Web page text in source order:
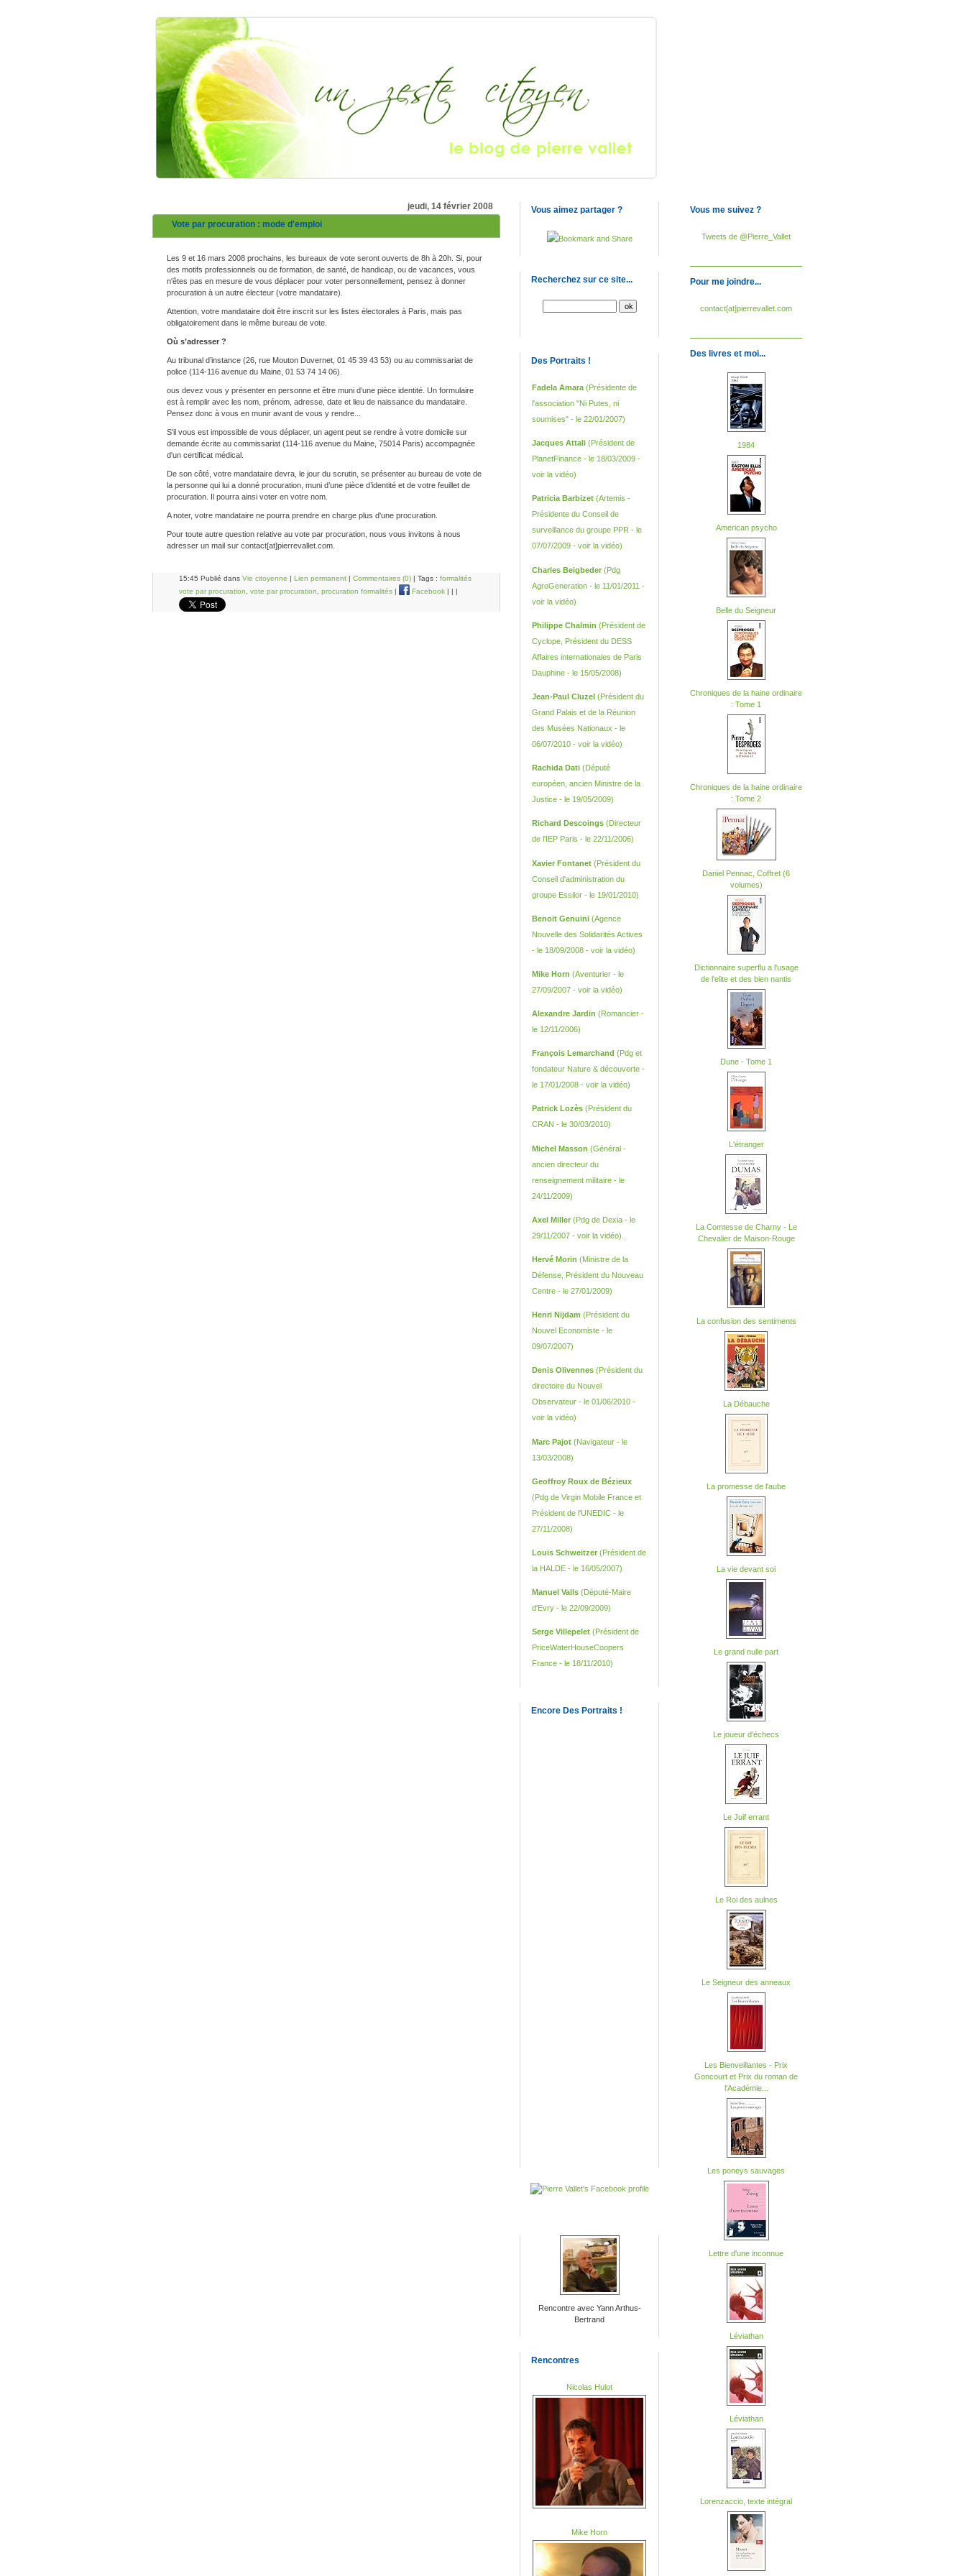
Vous me suivez ?
Tweets de @Pierre_Vallet
Pour me joindre...
contact[at]pierrevallet.com
Des livres et moi...
1984
American psycho
Belle du Seigneur
Chroniques de la haine ordinaire
: Tome 1
Chroniques de la haine ordinaire
: Tome 2
Daniel Pennac, Coffret (6
volumes)
Dictionnaire superflu a l'usage
de l'elite et des bien nantis
Dune - Tome 1
L'étranger
La Comtesse de Charny - Le
Chevalier de Maison-Rouge
La confusion des sentiments
La Débauche
La promesse de l'aube
La vie devant soi
Le grand nulle part
Le joueur d'échecs
Le Juif errant
Le Roi des aulnes
Le Seigneur des anneaux
Les Bienveillantes - Prix
Goncourt et Prix du roman de
l'Académie...
Les poneys sauvages
Lettre d'une inconnue
Léviathan
Léviathan
Lorenzaccio, texte intégral
Vous aimez partager ?
Recherchez sur ce site...
Des Portraits !
Fadela Amara (Présidente de
l'association "Ni Putes, ni
soumises" - le 22/01/2007)
Jacques Attali (Président de
PlanetFinance - le 18/03/2009 -
voir la vidéo)
Patricia Barbizet (Artemis -
Présidente du Conseil de
surveillance du groupe PPR - le
07/07/2009 - voir la vidéo)
Charles Beigbeder (Pdg
AgroGeneration - le 11/01/2011 -
voir la vidéo)
Philippe Chalmin (Président de
Cyclope, Président du DESS
Affaires internationales de Paris
Dauphine - le 15/05/2008)
Jean-Paul Cluzel (Président du
Grand Palais et de la Réunion
des Musées Nationaux - le
06/07/2010 - voir la vidéo)
Rachida Dati (Député
européen, ancien Ministre de la
Justice - le 19/05/2009)
Richard Descoings (Directeur
de l'IEP Paris - le 22/11/2006)
Xavier Fontanet (Président du
Conseil d'administration du
groupe Essilor - le 19/01/2010)
Benoit Genuini (Agence
Nouvelle des Solidarités Actives
- le 18/09/2008 - voir la vidéo)
Mike Horn (Aventurier - le
27/09/2007 - voir la vidéo)
Alexandre Jardin (Romancier -
le 12/11/2006)
François Lemarchand (Pdg et
fondateur Nature & découverte -
le 17/01/2008 - voir la vidéo)
Patrick Lozès (Président du
CRAN - le 30/03/2010)
Michel Masson (Général -
ancien directeur du
renseignement militaire - le
24/11/2009)
Axel Miller (Pdg de Dexia - le
29/11/2007 - voir la vidéo).
Hervé Morin (Ministre de la
Défense, Président du Nouveau
Centre - le 27/01/2009)
Henri Nijdam (Président du
Nouvel Economiste - le
09/07/2007)
Denis Olivennes (Président du
directoire du Nouvel
Observateur - le 01/06/2010 -
voir la vidéo)
Marc Pajot (Navigateur - le
13/03/2008)
Geoffroy Roux de Bézieux
(Pdg de Virgin Mobile France et
Président de l'UNEDIC - le
27/11/2008)
Louis Schweitzer (Président de
la HALDE - le 16/05/2007)
Manuel Valls (Député-Maire
d'Evry - le 22/09/2009)
Serge Villepelet (Président de
PriceWaterHouseCoopers
France - le 18/11/2010)
Encore Des Portraits !
Rencontre avec Yann Arthus-
Bertrand
Rencontres
Nicolas Hulot
Mike Horn
jeudi, 14 février 2008
Vote par procuration : mode d'emploi
Les 9 et 16 mars 2008 prochains, les bureaux de vote seront ouverts de 8h à 20h. Si, pour
des motifs professionnels ou de formation, de santé, de handicap, ou de vacances, vous
n'êtes pas en mesure de vous déplacer pour voter personnellement, pensez à donner
procuration à un autre électeur (votre mandataire).
Attention, votre mandataire doit être inscrit sur les listes électorales à Paris, mais pas
obligatoirement dans le même bureau de vote.
Où s’adresser ?
Au tribunal d’instance (26, rue Mouton Duvernet, 01 45 39 43 53) ou au commissariat de
police (114-116 avenue du Maine, 01 53 74 14 06).
ous devez vous y présenter en personne et être muni d’une pièce identité. Un formulaire
est à remplir avec les nom, prénom, adresse, date et lieu de naissance du mandataire.
Pensez donc à vous en munir avant de vous y rendre...
S'il vous est impossible de vous déplacer, un agent peut se rendre à votre domicile sur
demande écrite au commissariat (114-116 avenue du Maine, 75014 Paris) accompagnée
d'un certificat médical.
De son côté, votre mandataire devra, le jour du scrutin, se présenter au bureau de vote de
la personne qui lui a donné procuration, muni d’une pièce d’identité et de votre feuillet de
procuration. Il pourra ainsi voter en votre nom.
A noter, votre mandataire ne pourra prendre en charge plus d'une procuration.
Pour toute autre question relative au vote par procuration, nous vous invitons à nous
adresser un mail sur contact[at]pierrevallet.com.
15:45 Publié dans Vie citoyenne | Lien permanent | Commentaires (0) | Tags : formalités
vote par procuration
vote par procuration procuration formalités | Facebook | | |